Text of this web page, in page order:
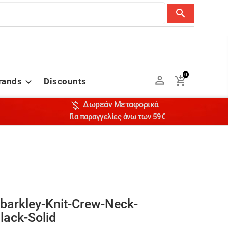
search
 Discounts 
0

 Δωρεάν Μεταφορικά
Για παραγγελίες άνω των 59€
Knit-Crew-Neck-
Solid